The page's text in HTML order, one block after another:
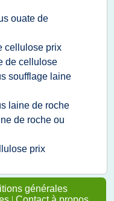
ouate de
cellulose prix
de cellulose
soufflage laine
laine de roche
de roche ou
prix
générales